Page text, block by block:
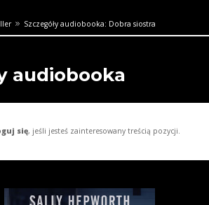
Szczegóły audiobooka: Dobra siostra
audiobooka
się, jeśli jesteś zainteresowany treścią pozycji.